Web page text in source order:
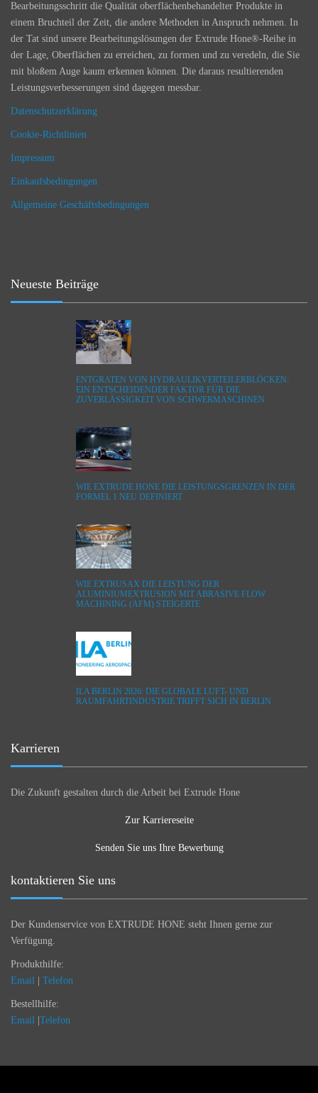
Bearbeitungsschritt die Qualität oberflächenbehandelter Produkte in
einem Bruchteil der Zeit, die andere Methoden in Anspruch nehmen. In
der Tat sind unsere Bearbeitungslösungen der Extrude Hone®-Reihe in
der Lage, Oberflächen zu erreichen, zu formen und zu veredeln, die Sie
mit bloßem Auge kaum erkennen können. Die daraus resultierenden
Leistungsverbesserungen sind dagegen messbar.
Datenschutzerklärung
Cookie-Richtlinien
Impressum
Einkaufsbedingungen
Allgemeine Geschäftsbedingungen
Neueste Beiträge
ENTGRATEN VON HYDRAULIKVERTEILERBLÖCKEN:
EIN ENTSCHEIDENDER FAKTOR FÜR DIE
ZUVERLÄSSIGKEIT VON SCHWERMASCHINEN
WIE EXTRUDE HONE DIE LEISTUNGSGRENZEN IN DER
FORMEL 1 NEU DEFINIERT
WIE EXTRUSAX DIE LEISTUNG DER
ALUMINIUMEXTRUSION MIT ABRASIVE FLOW
MACHINING (AFM) STEIGERTE
ILA BERLIN 2026: DIE GLOBALE LUFT- UND
RAUMFAHRTINDUSTRIE TRIFFT SICH IN BERLIN
Karrieren
Die Zukunft gestalten durch die Arbeit bei Extrude Hone
Zur Karriereseite
Senden Sie uns Ihre Bewerbung
kontaktieren Sie uns
Der Kundenservice von EXTRUDE HONE steht Ihnen gerne zur
Verfügung.
Produkthilfe:
Email
Telefon
Bestellhilfe:
Email Telefon